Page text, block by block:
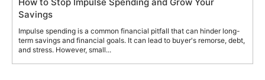
Savings
Impulse spending is a common financial pitfall that can hinder long-
term savings and financial goals. It can lead to buyer's remorse, debt,
and stress. However, small...